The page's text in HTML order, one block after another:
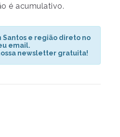
é acumulativo.
Santos e região direto no
email.
newsletter gratuita!